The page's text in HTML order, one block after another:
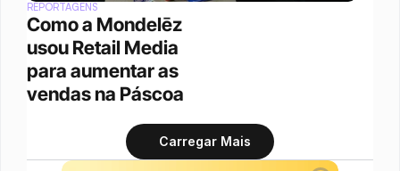
REPORTAGENS
Como a Mondelēz
usou Retail Media
para aumentar as
vendas na Páscoa
Carregar Mais